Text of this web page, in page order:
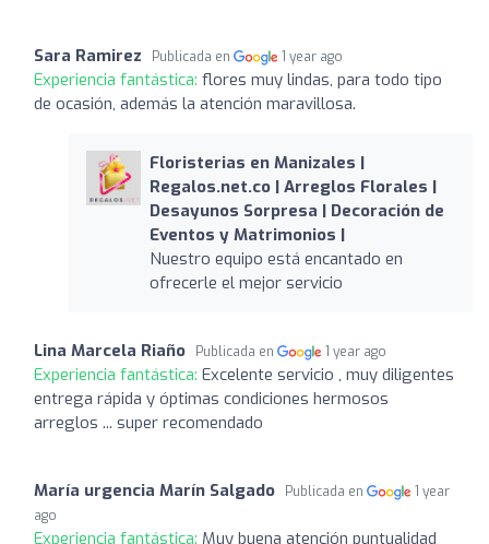
Sara Ramirez Publicada en 1 year ago
Experiencia fantástica: flores muy lindas, para todo tipo
de ocasión, además la atención maravillosa.
Floristerias en Manizales |
Regalos.net.co | Arreglos Florales |
Desayunos Sorpresa | Decoración de
Eventos y Matrimonios |
Nuestro equipo está encantado en
ofrecerle el mejor servicio
Lina Marcela Riaño Publicada en 1 year ago
Experiencia fantástica: Excelente servicio , muy diligentes
entrega rápida y óptimas condiciones hermosos
arreglos ... super recomendado
María urgencia Marín Salgado Publicada en
1 year
ago
Experiencia fantástica: Muy buena atención puntualidad